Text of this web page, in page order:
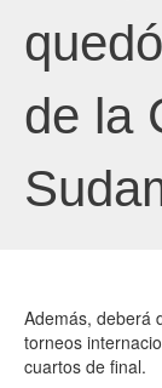
de la
Además, deberá
torneos
cuartos de final.